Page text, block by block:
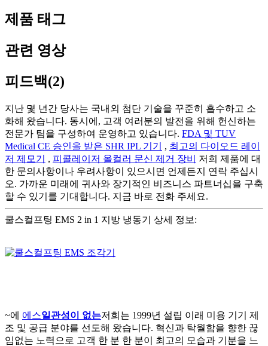
제품 태그
관련 영상
피드백(2)
지난 몇 년간 당사는 국내외 첨단 기술을 꾸준히 흡수하고 소
화해 왔습니다. 동시에, 고객 여러분의 발전을 위해 헌신하는
전문가 팀을 구성하여 운영하고 있습니다. FDA 및 TUV
Medical CE 승인을 받은 SHR IPL 기기
, 최고의 다이오드 레이
저 제모기
, 피콜레이저 올컬러 문신 제거 장비
저희 제품에 대
한 문의사항이나 우려사항이 있으시면 언제든지 연락 주십시
오. 가까운 미래에 귀사와 장기적인 비즈니스 파트너십을 구축
할 수 있기를 기대합니다. 지금 바로 전화 주세요.
쿨스컬프팅 EMS 2 in 1 지방 냉동기 상세 정보:
~에 에스일관성이 없는저희는 1999년 설립 이래 미용 기기 제
조 및 공급 분야를 선도해 왔습니다. 혁신과 탁월함을 향한 끊
임없는 노력으로 고객 한 분 한 분이 최고의 모습과 기분을 느